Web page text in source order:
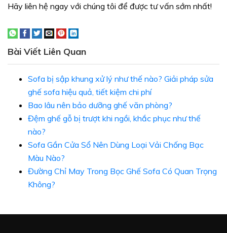
Hãy liên hệ ngay với chúng tôi để được tư vấn sớm nhất!
Bài Viết Liên Quan
Sofa bị sập khung xử lý như thế nào? Giải pháp sửa
ghế sofa hiệu quả, tiết kiệm chi phí
Bao lâu nên bảo dưỡng ghế văn phòng?
Đệm ghế gỗ bị trượt khi ngồi, khắc phục như thế
nào?
Sofa Gần Cửa Sổ Nên Dùng Loại Vải Chống Bạc
Màu Nào?
Đường Chỉ May Trong Bọc Ghế Sofa Có Quan Trọng
Không?